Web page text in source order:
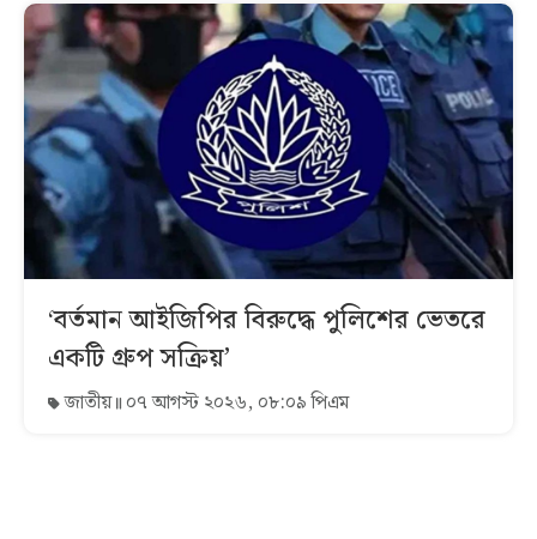
‘বর্তমান আইজিপির বিরুদ্ধে পুলিশের ভেতরে
একটি গ্রুপ সক্রিয়’
জাতীয় ০৭ আগস্ট ২০২৬, ০৮:০৯ পিএম